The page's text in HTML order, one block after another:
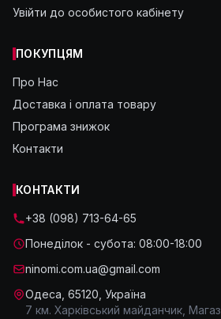
Увійти до особистого кабінету
ПОКУПЦЯМ
Про Нас
Доставка і оплата товару
Програма знижок
Контакти
КОНТАКТИ
+38 (098) 713-64-65
Понеділок - субота: 08:00-18:00
ninomi.com.ua@gmail.com
Одеса, 65120, Україна
7 км. Харківський майданчик,